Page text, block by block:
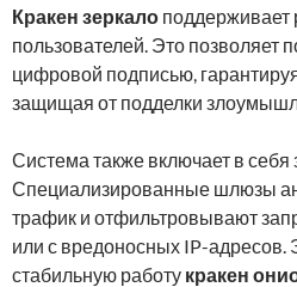
Кракен зеркало поддерживает
пользователей. Это позволяет
цифровой подписью,
защищая от подделки
Система также включает в себя
Специализированные шлюзы
трафик и отфильтровывают
или с вредоносных IP-адресов.
стабильную работу кракен